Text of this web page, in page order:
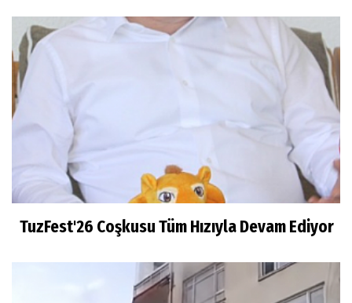
Takma İsimler
Yanlış Beslenme Beyni Yaşlandırıyor
Asım Söğüt
Ecrimisil (Haksız İşgal Nedeniyle Tazminat)
TuzFest'26 Coşkusu Tüm Hızıyla Devam Ediyor